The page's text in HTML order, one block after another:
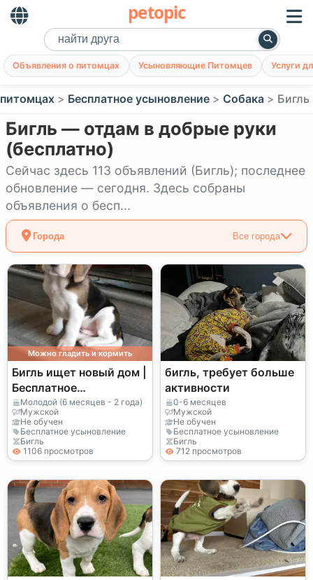
petopic
Объявления о питомцах Усыновляющие Питомцев Услуги
Бесплатное усыновление Собака Бигль
Бигль — отдам в добрые руки
(бесплатно)
Сейчас здесь 113 объявлений (Бигль); последнее
обновление — сегодня. Здесь собраны
объявления о бесп...
Города Все города
Можно гладить и кормить
Бигль ищет новый дом |
Бесплатное
пристройство | Очень
добрый пёс
Молодой (6 месяцев - 2 года)
Мужской
Не обучен
Бесплатное усыновление
Бигль
1106 просмотров
бигль, требует больше
активности
0-6 месяцев
Мужской
Не обучен
Бесплатное усыновление
Бигль
712 просмотров